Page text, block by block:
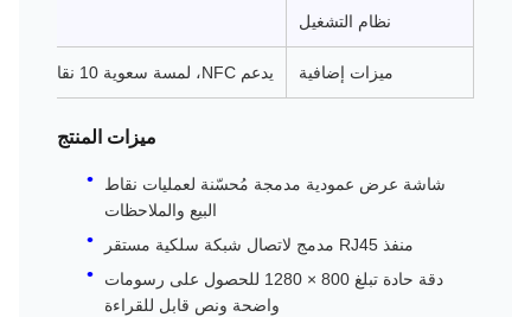
نظام التشغيل
ميزات إضافية يدعم NFC، لمسة سعوية 10 نقاط، كاميرا أمامية
ميزات المنتج
شاشة عرض عمودية مدمجة مُحسّنة لعمليات نقاط
البيع والملاحظات
منفذ RJ45 مدمج لاتصال شبكة سلكية مستقر
دقة حادة تبلغ 800 × 1280 للحصول على رسومات
واضحة ونص قابل للقراءة